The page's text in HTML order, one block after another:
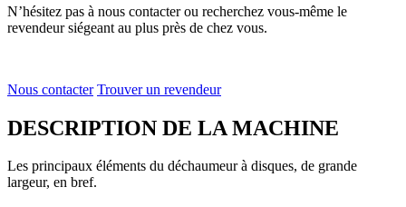
N’hésitez pas à nous contacter ou recherchez vous-même le
revendeur siégeant au plus près de chez vous.
Nous contacter Trouver un revendeur
DESCRIPTION DE LA MACHINE
Les principaux éléments du déchaumeur à disques, de grande
largeur, en bref.